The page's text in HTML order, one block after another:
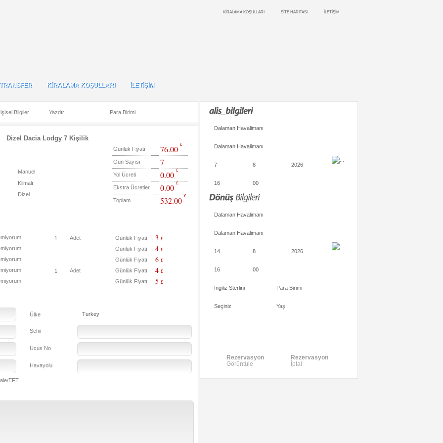
TRANSFER
TRANSFER KİRALAMA KOŞULLARI
KİRALAMA KOŞULLARI İLETİŞİM
İLETİŞİM
KİRALAMA KOŞULLARI SİTE HARITASI İLETİŞİM
Dalaman Havalimanı
Dalaman Havalimanı
7 8 2026
16 00
Dalaman Havalimanı
Dalaman Havalimanı
14 8 2026
16 00
İngiliz Sterlini Para Birimi
Seçiniz Yaş
Rezervasyon
Görüntüle
Rezervasyon
İptal
Para Birimi
Bilgiler Yazdır
Günlük Fiyatı : 76.00 £
Gün Sayısı : 7
Yol Ücreti : 0.00 £
Ekstra Ücretler : 0.00 £
Toplam : 532.00 £
Dizel Dacia Lodgy 7 Kişilik
Manuel
Klimalı
Dizel
Adet Günlük Fiyatı : 3 £
Günlük Fiyatı : 4 £
Günlük Fiyatı : 6 £
Adet Günlük Fiyatı : 4 £
Günlük Fiyatı : 5 £
Ülke Turkey
Şehir
Ucus No
Havayolu
EFT